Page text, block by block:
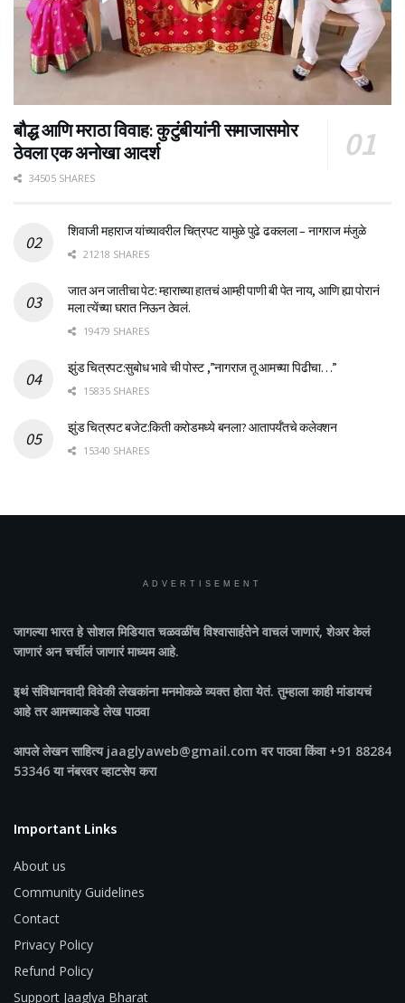
बौद्ध आणि मराठा विवाह: कुटुंबीयांनी समाजासमोर
ठेवला एक अनोखा आदर्श
34505 SHARES
शिवाजी महाराज यांच्यावरील चित्रपट यामुळे पुढे ढकलला – नागराज मंजुळे
21218 SHARES
जात अन जातीचा पेट: म्हाराच्या हातचं आम्ही पाणी बी पेत नाय, आणि ह्या पोरानं
मला त्येंच्या घरात निऊन ठेवलं.
19479 SHARES
झुंड चित्रपट:सुबोध भावे ची पोस्ट ,”नागराज तू आमच्या पिढीचा…”
15835 SHARES
झुंड चित्रपट बजेट:किती करोडमध्ये बनला? आतापर्यँतचे कलेक्शन
15340 SHARES
ADVERTISEMENT
जागल्या भारतहे सोशल मिडियात चळवळींच विश्वासार्हतेने वाचलं जाणारं, शेअर केलं
जाणारं अन चर्चीलं जाणारं माध्यम आहे.
इथं संविधानवादी विवेकी लेखकांना मनमोकळे व्यक्त होता येतं. तुम्हाला काही मांडायचं
आहे तर आमच्याकडे लेख पाठवा
आपले लेखन साहित्य jaaglyaweb@gmail.com वर पाठवा किंवा +91 88284
53346 या नंबरवर व्हाटसेप करा
Important Links
About us
Community Guidelines
Contact
Privacy Policy
Refund Policy
Support Jaaglya Bharat